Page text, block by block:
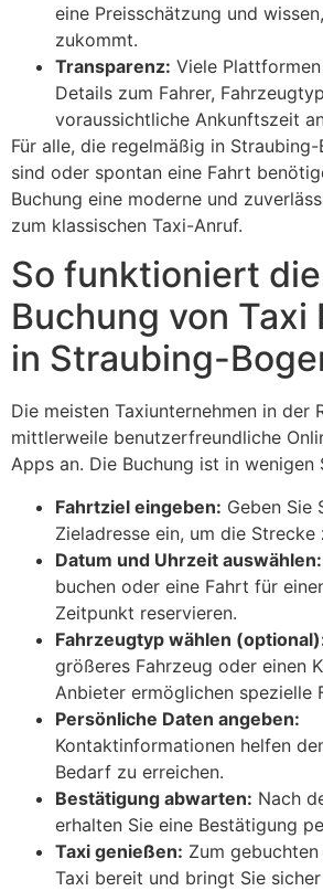
eine Preisschätzung und
zukommt.
Transparenz: Viele
Details zum Fahrer,
voraussichtliche Ankunftszeit
Für alle, die regelmäßig in
sind oder spontan eine Fahrt
Buchung eine moderne und
zum klassischen Taxi-Anruf.
So funktioniert
Buchung von Taxi
in Straubing-
Die meisten Taxiunternehmen in der
mittlerweile benutzerfreundliche
Apps an. Die Buchung ist in
Fahrtziel eingeben: Geben Sie
Zieladresse ein, um die Strecke
Datum und Uhrzeit auswählen:
buchen oder eine Fahrt für
Zeitpunkt reservieren.
Fahrzeugtyp wählen
größeres Fahrzeug oder einen
Anbieter ermöglichen spezielle
Persönliche Daten angeben:
Kontaktinformationen helfen
Bedarf zu erreichen.
Bestätigung abwarten: Nach
erhalten Sie eine Bestätigung
Taxi genießen: Zum
Taxi bereit und bringt Sie sicher